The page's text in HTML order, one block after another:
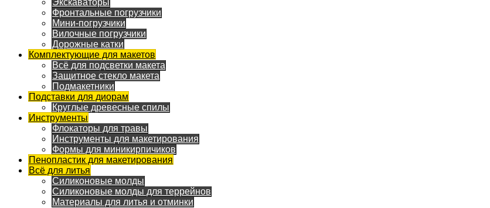
Экскаваторы
Фронтальные погрузчики
Мини-погрузчики
Вилочные погрузчики
Дорожные катки
Комплектующие для макетов
Всё для подсветки макета
Защитное стекло макета
Подмакетники
Подставки для диорам
Круглые древесные спилы
Инструменты
Флокаторы для травы
Инструменты для макетирования
Формы для миникирпичиков
Пенопластик для макетирования
Всё для литья
Силиконовые молды
Силиконовые молды для террейнов
Материалы для литья и отминки